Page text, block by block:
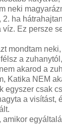
és nagyobb
több új és
benne
velük
már a könyv
ami a
néhány
valamelyest
hogy mindez
viselkedni,
neki
2. ha
Ez persze
mondtam neki,
a
akarod a
Katika NEM
egyszer csak
a visítást,